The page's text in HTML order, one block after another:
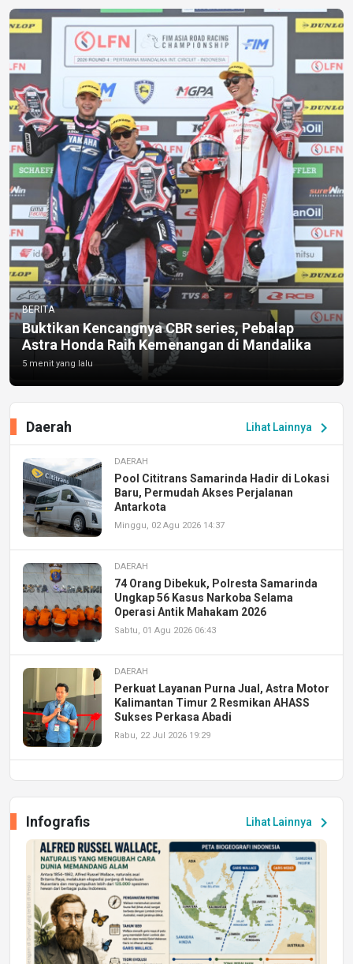
BERITA
Buktikan Kencangnya CBR series, Pebalap
Astra Honda Raih Kemenangan di Mandalika
5 menit yang lalu
Lihat Lainnya chevron_right
Daerah
DAERAH
Pool Cititrans Samarinda Hadir di Lokasi
Baru, Permudah Akses Perjalanan
Antarkota
Minggu, 02 Agu 2026 14:37
DAERAH
74 Orang Dibekuk, Polresta Samarinda
Ungkap 56 Kasus Narkoba Selama
Operasi Antik Mahakam 2026
Sabtu, 01 Agu 2026 06:43
DAERAH
Perkuat Layanan Purna Jual, Astra Motor
Kalimantan Timur 2 Resmikan AHASS
Sukses Perkasa Abadi
Rabu, 22 Jul 2026 19:29
Peluang Kerja dan Magang
Jumat, 17 Jul 2026 22:30
DAERAH
Astra Motor Kalimantan Timur 2 Dukung
Mahasiswa Samarinda dalam Astra
Honda SDGs Future Leaders 2026
Jumat, 10 Jul 2026 19:01
Lihat Lainnya chevron_right
Infografis